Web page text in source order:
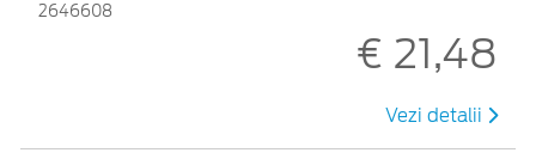
2646608
€ 21,48
Vezi detalii